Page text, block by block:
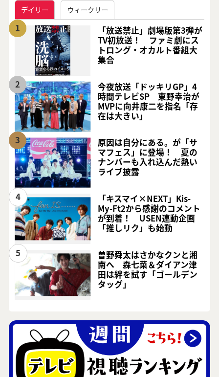
デイリー ウィークリー
1
「放送禁止」劇場版第3弾が
TV初放送！ ファミ劇にス
トロング・オカルト番組大
集合
2
今夜放送「ドッキリGP」4
時間テレビSP 東野幸治が
MVPに向井康二を指名「存
在は大きい」
3
原因は自分にある。が「サ
マフェス」に登場！ 夏の
ナンバーも入れ込んだ熱い
ライブ披露
4
「キスマイ×NEXT」Kis-
My-Ft2から感謝のコメント
が到着！ USEN連動企画
「推しリク」も始動
5
曽野舜太はさかなクンと湘
南へ 森七菜＆ダイアン津
田は絆を試す「ゴールデン
タッグ」